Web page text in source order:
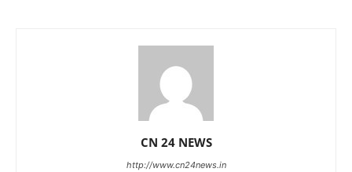
CN 24 NEWS
http://www.cn24news.in